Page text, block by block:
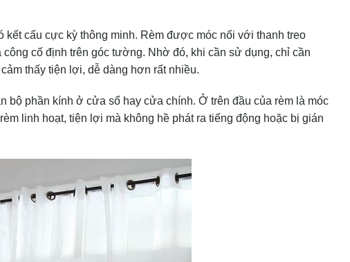
kết cấu cực kỳ thông minh. Rèm được móc nối với thanh treo
cố định trên góc tường. Nhờ đó, khi cần sử dụng, chỉ cần
thấy tiện lợi, dễ dàng hơn rất nhiều.
bộ phần kính ở cửa sổ hay cửa chính. Ở trên đầu của rèm là móc
linh hoạt, tiện lợi mà không hề phát ra tiếng động hoặc bị gián